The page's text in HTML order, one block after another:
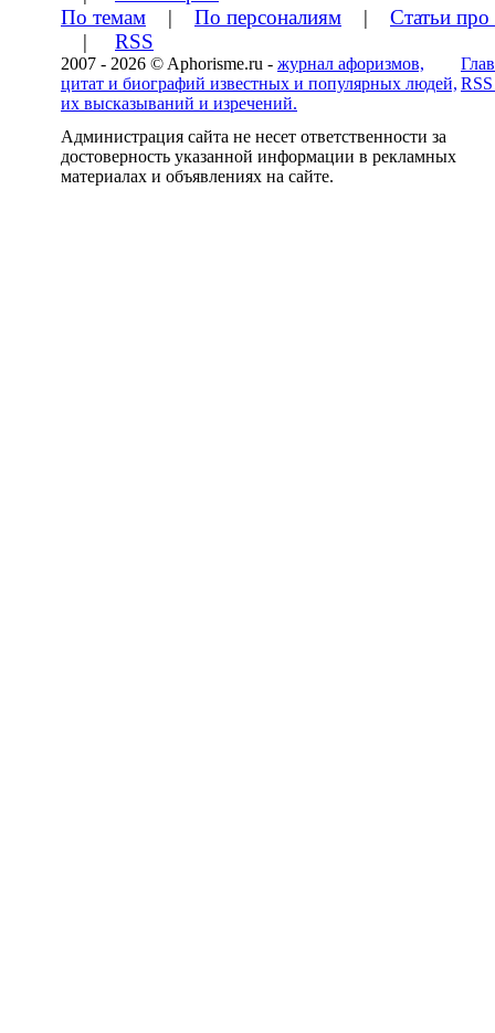
По темам | По персоналиям | Статьи
| RSS
2007 - 2026 © Aphorisme.ru - журнал афоризмов,
цитат и биографий известных и популярных людей,
их высказываний и изречений.
Администрация сайта не несет ответственности за
достоверность указанной информации в рекламных
материалах и объявлениях на сайте.